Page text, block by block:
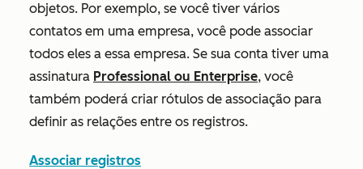
objetos. Por exemplo, se você tiver vários
contatos em uma empresa, você pode associar
todos eles a essa empresa. Se sua conta tiver uma
assinatura Professional ou Enterprise, você
também poderá criar rótulos de associação para
definir as relações entre os registros.
Associar registros